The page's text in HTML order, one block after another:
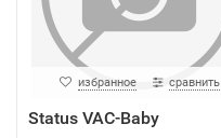
избранное сравнить
Status VAC-Baby